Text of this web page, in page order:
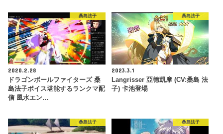
桑島法子
2020.2.28
ドラゴンボールファイターズ 桑
島法子ボイス堪能するランクマ配
信 風水エン…
桑島法子
2023.3.1
Langrisser 亞德凱摩 (CV:桑島 法
子) 卡池登場
桑島法子 桑島法子